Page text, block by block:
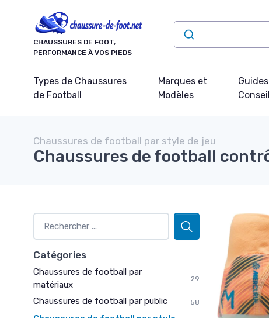
CHAUSSURES DE FOOT,
PERFORMANCE À VOS PIEDS
Types de Chaussures
de Football
Marques et
Modèles
Chaussures de football par style de jeu
Chaussures de football
Catégories
Chaussures de football par
matériaux
29
Chaussures de football par public 58